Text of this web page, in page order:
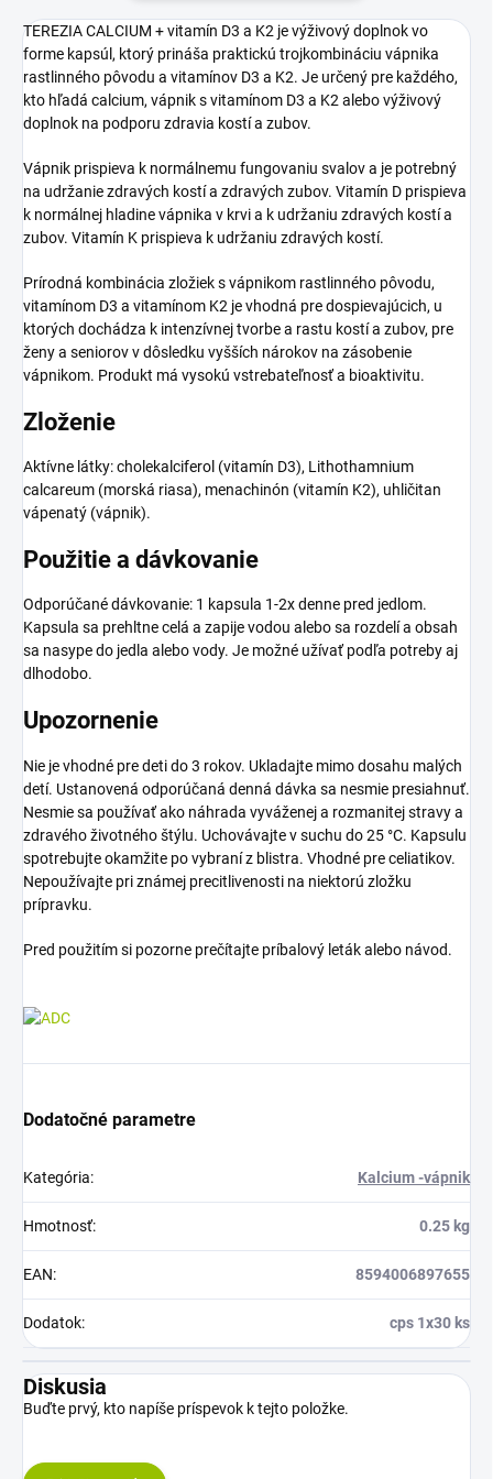
TEREZIA CALCIUM + vitamín D3 a K2 je výživový doplnok vo
forme kapsúl, ktorý prináša praktickú trojkombináciu vápnika
rastlinného pôvodu a vitamínov D3 a K2. Je určený pre každého,
kto hľadá calcium, vápnik s vitamínom D3 a K2 alebo výživový
doplnok na podporu zdravia kostí a zubov.
Vápnik prispieva k normálnemu fungovaniu svalov a je potrebný
na udržanie zdravých kostí a zdravých zubov. Vitamín D prispieva
k normálnej hladine vápnika v krvi a k udržaniu zdravých kostí a
zubov. Vitamín K prispieva k udržaniu zdravých kostí.
Prírodná kombinácia zložiek s vápnikom rastlinného pôvodu,
vitamínom D3 a vitamínom K2 je vhodná pre dospievajúcich, u
ktorých dochádza k intenzívnej tvorbe a rastu kostí a zubov, pre
ženy a seniorov v dôsledku vyšších nárokov na zásobenie
vápnikom. Produkt má vysokú vstrebateľnosť a bioaktivitu.
Zloženie
Aktívne látky: cholekalciferol (vitamín D3), Lithothamnium
calcareum (morská riasa), menachinón (vitamín K2), uhličitan
vápenatý (vápnik).
Použitie a dávkovanie
Odporúčané dávkovanie: 1 kapsula 1-2x denne pred jedlom.
Kapsula sa prehltne celá a zapije vodou alebo sa rozdelí a obsah
sa nasype do jedla alebo vody. Je možné užívať podľa potreby aj
dlhodobo.
Upozornenie
Nie je vhodné pre deti do 3 rokov. Ukladajte mimo dosahu malých
detí. Ustanovená odporúčaná denná dávka sa nesmie presiahnuť.
Nesmie sa používať ako náhrada vyváženej a rozmanitej stravy a
zdravého životného štýlu. Uchovávajte v suchu do 25 °C. Kapsulu
spotrebujte okamžite po vybraní z blistra. Vhodné pre celiatikov.
Nepoužívajte pri známej precitlivenosti na niektorú zložku
prípravku.
Pred použitím si pozorne prečítajte príbalový leták alebo návod.
Dodatočné parametre
Kategória: Kalcium -vápnik
Hmotnosť: 0.25 kg
EAN: 8594006897655
Dodatok: cps 1x30 ks
Diskusia
Buďte prvý, kto napíše príspevok k tejto položke.